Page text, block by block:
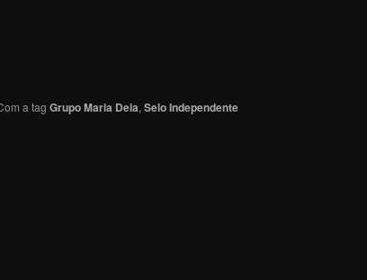
a tag Grupo Maria Deia, Selo Independente